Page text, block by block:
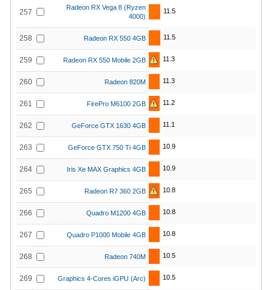
257
Radeon RX Vega 8 (Ryzen
4000)
11.5
258 Radeon RX 550 4GB 11.5
259 Radeon RX 550 Mobile 2GB 11.3
260 Radeon 820M 11.3
261 FirePro M6100 2GB 11.2
262 GeForce GTX 1630 4GB 11.1
263 GeForce GTX 750 Ti 4GB 10.9
264 Iris Xe MAX Graphics 4GB 10.9
265 Radeon R7 360 2GB 10.8
266 Quadro M1200 4GB 10.8
267 Quadro P1000 Mobile 4GB 10.8
268 Radeon 740M 10.5
269 Graphics 4-Cores iGPU (Arc) 10.5